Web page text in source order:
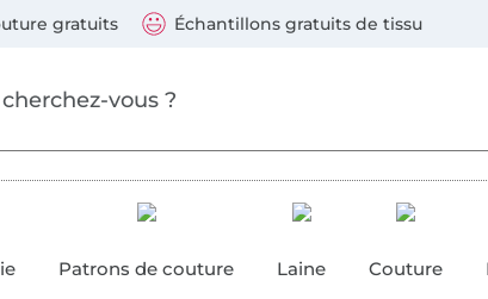
gratuits Échantillons gratuits de tissu
Patrons de couture Laine Couture
suivants : Visa, Mastercard, Carte bleue,